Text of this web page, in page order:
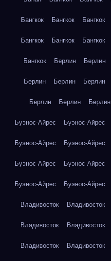
Бангкок Бангкок Бангкок
Бангкок Бангкок Бангкок
Бангкок Берлин Берлин
Берлин Берлин Берлин
Берлин Берлин Берлин
Буэнос-Айрес Буэнос-Айрес
Буэнос-Айрес Буэнос-Айрес
Буэнос-Айрес Буэнос-Айрес
Буэнос-Айрес Буэнос-Айрес
Владивосток Владивосток
Владивосток Владивосток
Владивосток Владивосток